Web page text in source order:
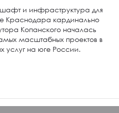
и инфраструктура для
Краснодара кардинально
Копанского началась
масштабных проектов в
услуг на юге России.